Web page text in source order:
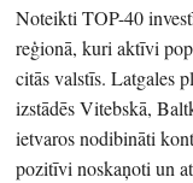
Noteikti TOP-40
reģionā, kuri aktīvi
citās valstīs. Latgales
izstādēs Vitebskā,
ietvaros nodibināti
pozitīvi noskaņoti un